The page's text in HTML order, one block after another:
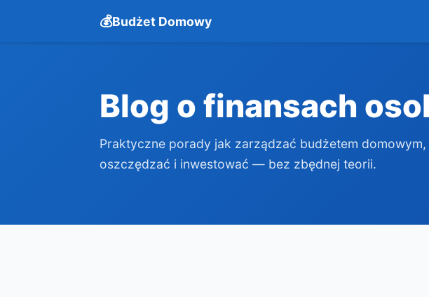
Budżet Domowy
Blog o finansach
Praktyczne porady jak zarządzać budżetem domowym,
oszczędzać i inwestować — bez zbędnej teorii.